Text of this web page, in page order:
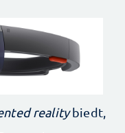
realitybiedt,